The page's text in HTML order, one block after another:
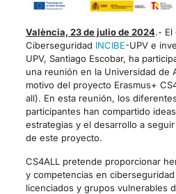
València, 23 de julio de 2024.- El
Ciberseguridad INCIBE-UPV e
UPV, Santiago Escobar, ha
una reunión en la Universidad de
motivo del proyecto Erasmus+
all). En esta reunión, los
participantes han compartido
estrategias y el desarrollo a
de este proyecto.
CS4ALL pretende proporcionar
y competencias en
licenciados y grupos vulnerables